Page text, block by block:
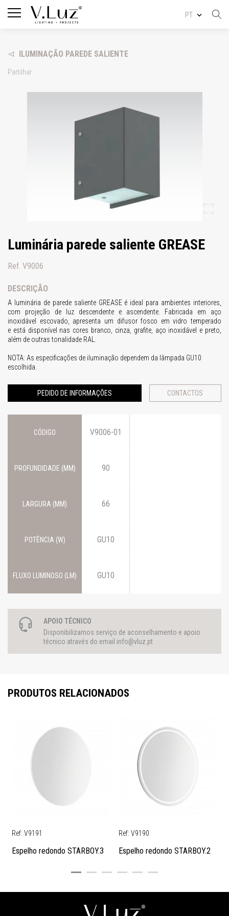
PT
ILUMINAÇÃO PAREDE SALIENTE
Partilhar:
Luminária parede saliente GREASE
Ref. V9006
DESCRIÇÃO
A luminária de parede saliente GREASE é ideal para ambientes interiores,
com projeção de luz descendente e ascendente. Fabricada em aço
inoxidável escovado, apresenta um difusor fosco em vidro temperado
e está disponível nas cores branco, cinza, grafite, aço inoxidável e preto,
além de outras tonalidade RAL.
NOTA: As especificações de iluminação dependem da lâmpada GU10
escolhida.
PEDIDO DE INFORMAÇÕES CONTACTOS
CÓDIGO
PROFUNDIDADE (MM)
LARGURA (MM)
POTÊNCIA (W)
FLUXO LUMINOSO (LM)
V9006-01
90
66
GU10
GU10
APOIO TÉCNICO
Disponibilizamos serviço de aconselhamento e apoio
técnico através do email info@vluz.pt
PRODUTOS RELACIONADOS
Ref: V9191
Espelho redondo STARBOY.3
Ref: V9190
Espelho redondo STARBOY.2